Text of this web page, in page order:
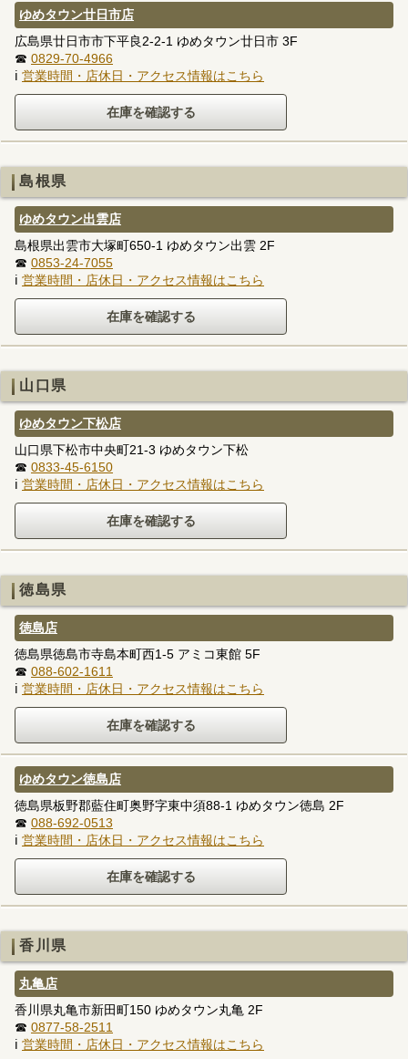
ゆめタウン廿日市店
広島県廿日市市下平良2-2-1 ゆめタウン廿日市 3F
☎ 0829-70-4966
ℹ 営業時間・店休日・アクセス情報はこちら
島根県
ゆめタウン出雲店
島根県出雲市大塚町650-1 ゆめタウン出雲 2F
☎ 0853-24-7055
ℹ 営業時間・店休日・アクセス情報はこちら
山口県
ゆめタウン下松店
山口県下松市中央町21-3 ゆめタウン下松
☎ 0833-45-6150
ℹ 営業時間・店休日・アクセス情報はこちら
徳島県
徳島店
徳島県徳島市寺島本町西1-5 アミコ東館 5F
☎ 088-602-1611
ℹ 営業時間・店休日・アクセス情報はこちら
ゆめタウン徳島店
徳島県板野郡藍住町奥野字東中須88-1 ゆめタウン徳島 2F
☎ 088-692-0513
ℹ 営業時間・店休日・アクセス情報はこちら
香川県
丸亀店
香川県丸亀市新田町150 ゆめタウン丸亀 2F
☎ 0877-58-2511
ℹ 営業時間・店休日・アクセス情報はこちら